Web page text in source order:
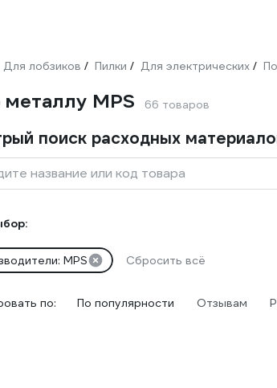
Для лобзиков / Пилки / Для электрических /
MPS 66 товаров
поиск расходных
название или код товара
MPS Сбросить всё
по: По популярности Отзывам